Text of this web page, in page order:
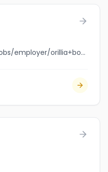
jobbank.gc.ca/browsejobs/employer/orillia+bowl/ca